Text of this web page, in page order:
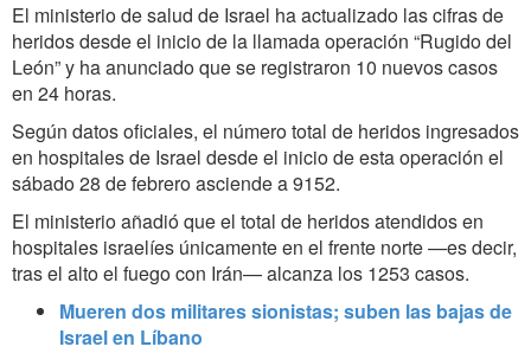
El ministerio de salud de Israel ha actualizado las cifras de
heridos desde el inicio de la llamada operación “Rugido del
León” y ha anunciado que se registraron 10 nuevos casos
en 24 horas.
Según datos oficiales, el número total de heridos ingresados
en hospitales de Israel desde el inicio de esta operación el
sábado 28 de febrero asciende a 9152.
El ministerio añadió que el total de heridos atendidos en
hospitales israelíes únicamente en el frente norte —es decir,
tras el alto el fuego con Irán— alcanza los 1253 casos.
Mueren dos militares sionistas; suben las bajas de
Israel en Líbano